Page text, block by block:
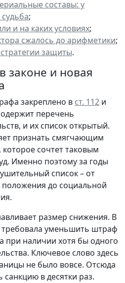
составы: у
;
и на каких условиях;
сжалось до арифметики;
защиты.
законе и новая
закреплено в ст. 112 и
перечень
и их список открытый.
признать смягчающим
сочтет таковым
Именно поэтому за годы
список – от
до социальной
размер снижения. В
уменьшить штраф
при наличии хотя бы одного
Ключевое слово здесь
не было вовсе. Отсюда
в десятки раз.